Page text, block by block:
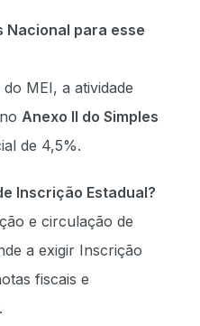
Nacional para esse
MEI, a atividade
Anexo II do Simples
de 4,5%.
Inscrição Estadual?
e circulação de
a exigir Inscrição
fiscais e